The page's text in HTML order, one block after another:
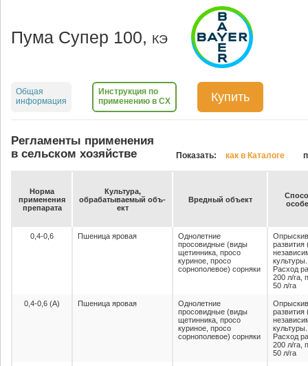
Пума Супер 100, КЭ
Общая
информация
Инструкция по
применению в СХ
Купить
Регламенты применения
в сельском хозяйстве
Показать: как в Каталоге
Нор­ма
при­ме­не­ния
пре­па­ра­та
Куль­ту­ра,
об­ра­ба­ты­ва­емый объ­
ект
Вред­ный объ­ект
0,4-0,6 Пшеница яровая
Однолетние
просовидные (виды
щетинника, просо
куриное, просо
сорнополевое) сорняки
развития
культуры.
Расход
200 л/га,
50 л/га
0,4-0,6 (А) Пшеница яровая
Однолетние
просовидные (виды
щетинника, просо
куриное, просо
сорнополевое) сорняки
развития
культуры.
Расход
200 л/га,
50 л/га